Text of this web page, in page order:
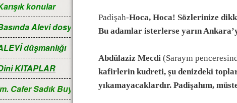
konular
Alevi dosyaları
düşmanlığı
KITAPLAR
Cafer Sadık Buyruğu
Padişah-Hoca, Hoca! Sözlerinize
Bu adamlar isterlerse yarın
Abdülaziz Mecdi (Sarayın
kafirlerin kudreti, şu denizdeki
yıkamayacaklardır. Padişahım,